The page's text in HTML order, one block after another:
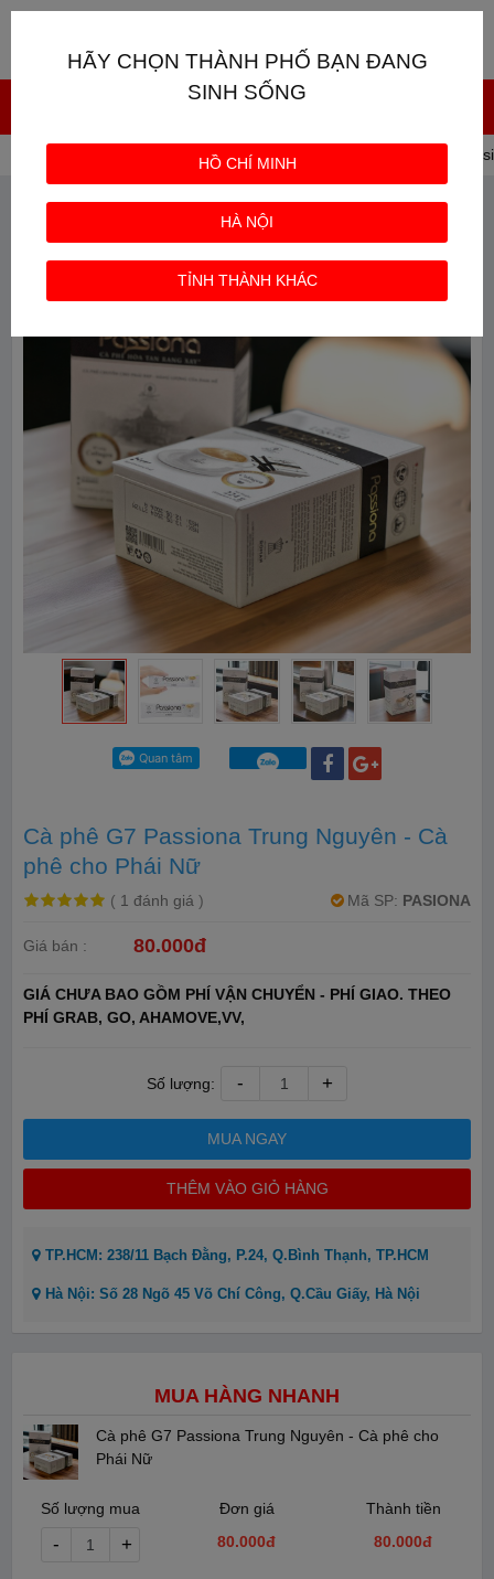
CAFE TRUNG NGUYÊN Cà phê G7
Cà phê G7 Passiona Trung Nguyên - Cà
phê cho Phái Nữ
( 1 đánh giá ) Mã SP: PASIONA
Giá bán : 80.000đ
GIÁ CHƯA BAO GỒM PHÍ VẬN CHUYỂN - PHÍ GIAO. THEO
PHÍ GRAB, GO, AHAMOVE,VV,
Số lượng: - +
MUA NGAY
THÊM VÀO GIỎ HÀNG
TP.HCM: 238/11 Bạch Đằng, P.24, Q.Bình Thạnh, TP.HCM
Hà Nội: Số 28 Ngõ 45 Võ Chí Công, Q.Cầu Giấy, Hà Nội
MUA HÀNG NHANH
Cà phê G7 Passiona Trung Nguyên - Cà phê cho
Phái Nữ
Số lượng mua
- +
Đơn giá
80.000đ
Thành tiền
80.000đ
HÃY CHỌN THÀNH PHỐ BẠN ĐANG
SINH SỐNG
HỒ CHÍ MINH
HÀ NỘI
TỈNH THÀNH KHÁC